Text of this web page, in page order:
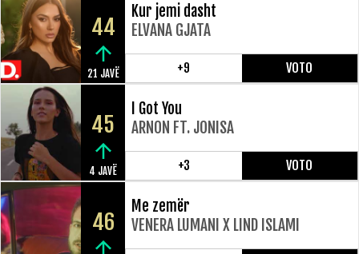
44
21 JAVË
Kur jemi dasht
ELVANA GJATA
+9 VOTO
45
4 JAVË
I Got You
ARNON FT. JONISA
+3 VOTO
46
Me zemër
VENERA LUMANI X LIND ISLAMI